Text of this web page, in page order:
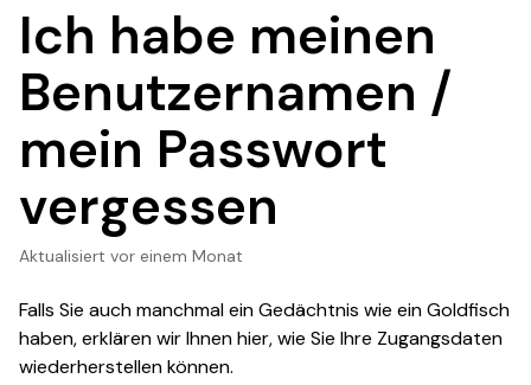
Ich habe meinen
Benutzernamen /
mein Passwort
vergessen
Aktualisiert vor einem Monat
Falls Sie auch manchmal ein Gedächtnis wie ein Goldfisch
haben, erklären wir Ihnen hier, wie Sie Ihre Zugangsdaten
wiederherstellen können.